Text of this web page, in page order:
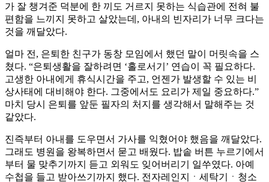
가 잘 챙겨준 덕분에 한 끼도 거르지 못하는 식습관에 전혀 불
편함을 느끼지 못하고 살았는데, 아내의 빈자리가 너무 크다는
것을 깨달았다.
얼마 전, 은퇴한 친구가 동창 모임에서 했던 말이 머릿속을 스
쳤다. “은퇴생활을 잘하려면 ‘홀로서기’ 연습이 꼭 필요하다.
고생한 아내에게 휴식시간을 주고, 언젠가 발생할 수 있는 비
상사태에 대비해야 한다. 그중에서도 요리가 제일 중요하다.”
마치 당시 은퇴를 앞둔 필자의 처지를 생각해서 말해주는 것
같았다.
진즉부터 아내를 도우면서 가사를 익혔어야 했음을 깨달았다.
그래도 병원을 왕복하면서 묻고 배웠다. 밥솥 버튼 누르기에서
부터 물 맞추기까지 듣고 외워도 잊어버리기 일쑤였다. 아예
수첩을 들고 받아쓰기까지 했다. 전자레인지ㆍ세탁기ㆍ청소